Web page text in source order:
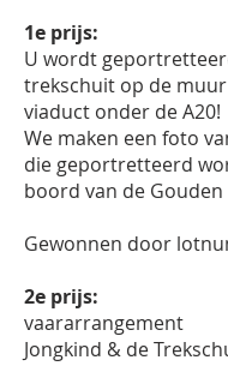
1e prijs:
U wordt
trekschuit op de
viaduct onder de A20!
We maken een foto
die geportretteerd
boord van de Gouden
Gewonnen door
2e prijs:
vaararrangement
Jongkind & de